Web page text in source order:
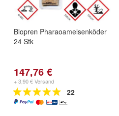
Biopren Pharaoameisenköder
24 Stk
147,76 €
+ 3,90 € Versand
22